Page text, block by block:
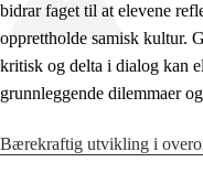
bidrar faget til at elevene
opprettholde samisk kultur.
kritisk og delta i dialog kan
grunnleggende dilemmaer
Bærekraftig utvikling i